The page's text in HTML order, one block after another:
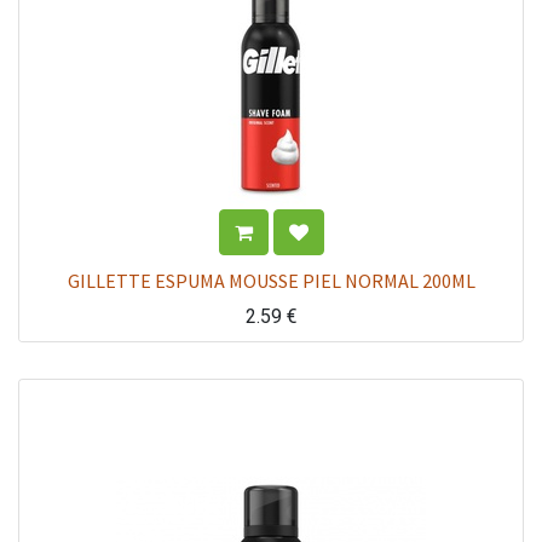
GILLETTE ESPUMA MOUSSE PIEL NORMAL 200ML
2.59€